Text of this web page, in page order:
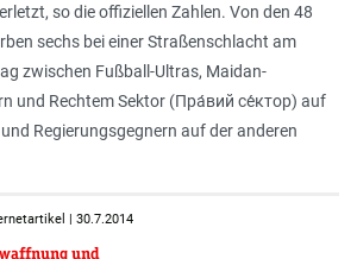
so die offiziellen Zahlen. Von den 48
sechs bei einer Straßenschlacht am
zwischen Fußball-Ultras, Maidan-
und Rechtem Sektor (Пра́вий се́ктор) auf
Regierungsgegnern auf der anderen
| 30.7.2014
und